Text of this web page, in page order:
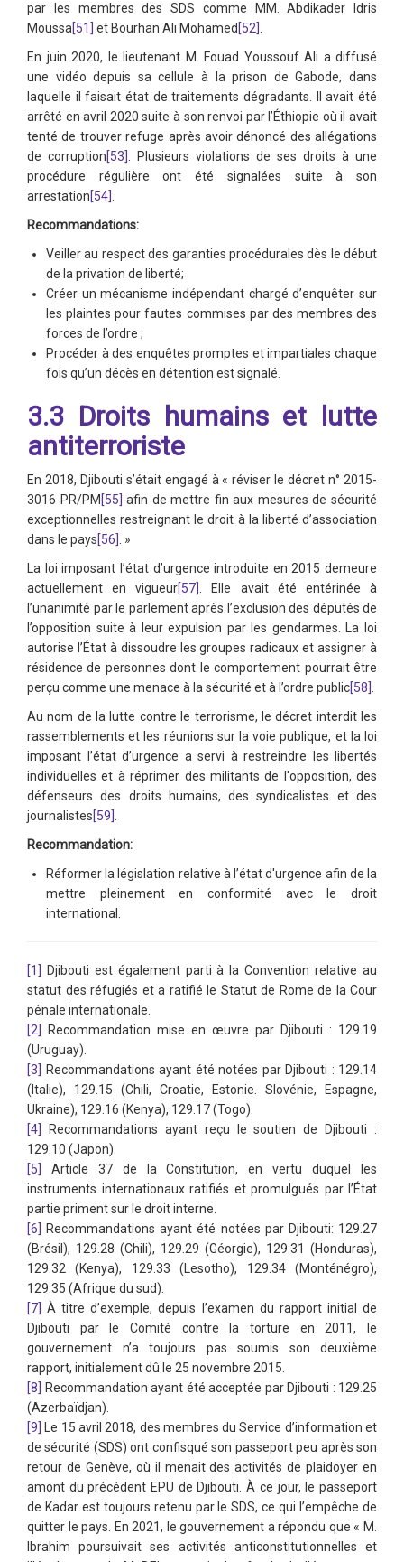
par les membres des SDS comme MM. Abdikader Idris
Moussa[51] et Bourhan Ali Mohamed [52] .
En juin 2020, le lieutenant M. Fouad Youssouf Ali a diffusé
une vidéo depuis sa cellule à la prison de Gabode, dans
laquelle il faisait état de traitements dégradants. Il avait été
arrêté en avril 2020 suite à son renvoi par l’Éthiopie où il avait
tenté de trouver refuge après avoir dénoncé des allégations
de corruption[53] . Plusieurs violations de ses droits à une
procédure régulière ont été signalées suite à son
arrestation[54] .
Recommandations:
Veiller au respect des garanties procédurales dès le début
de la privation de liberté;
Créer un mécanisme indépendant chargé d’enquêter sur
les plaintes pour fautes commises par des membres des
forces de l’ordre ;
Procéder à des enquêtes promptes et impartiales chaque
fois qu’un décès en détention est signalé.
3.3 Droits humains et lutte
antiterroriste
En 2018, Djibouti s’était engagé à « réviser le décret n° 2015-
3016 PR/PM [55] afin de mettre fin aux mesures de sécurité
exceptionnelles restreignant le droit à la liberté d’association
dans le pays[56] . »
La loi imposant l’état d’urgence introduite en 2015 demeure
actuellement en vigueur[57] . Elle avait été entérinée à
l’unanimité par le parlement après l’exclusion des députés de
l’opposition suite à leur expulsion par les gendarmes. La loi
autorise l’État à dissoudre les groupes radicaux et assigner à
résidence de personnes dont le comportement pourrait être
perçu comme une menace à la sécurité et à l’ordre public[58] .
Au nom de la lutte contre le terrorisme, le décret interdit les
rassemblements et les réunions sur la voie publique, et la loi
imposant l’état d’urgence a servi à restreindre les libertés
individuelles et à réprimer des militants de l'opposition, des
défenseurs des droits humains, des syndicalistes et des
journalistes[59] .
Recommandation:
Réformer la législation relative à l’état d'urgence afin de la
mettre pleinement en conformité avec le droit
international.
[1]
Djibouti est également parti à la Convention relative au
statut des réfugiés et a ratifié le Statut de Rome de la Cour
pénale internationale.
[2]
Recommandation mise en œuvre par Djibouti : 129.19
(Uruguay).
[3]
Recommandations ayant été notées par Djibouti : 129.14
(Italie), 129.15 (Chili, Croatie, Estonie. Slovénie, Espagne,
Ukraine), 129.16 (Kenya), 129.17 (Togo).
[4]
Recommandations ayant reçu le soutien de Djibouti :
129.10 (Japon).
[5]
Article 37 de la Constitution, en vertu duquel les
instruments internationaux ratifiés et promulgués par l’État
partie priment sur le droit interne.
[6]
Recommandations ayant été notées par Djibouti: 129.27
(Brésil), 129.28 (Chili), 129.29 (Géorgie), 129.31 (Honduras),
129.32 (Kenya), 129.33 (Lesotho), 129.34 (Monténégro),
129.35 (Afrique du sud).
[7]
À titre d’exemple, depuis l’examen du rapport initial de
Djibouti par le Comité contre la torture en 2011, le
gouvernement n’a toujours pas soumis son deuxième
rapport, initialement dû le 25 novembre 2015.
[8]
Recommandation ayant été acceptée par Djibouti : 129.25
(Azerbaïdjan).
[9]
Le 15 avril 2018, des membres du Service d’information et
de sécurité (SDS) ont confisqué son passeport peu après son
retour de Genève, où il menait des activités de plaidoyer en
amont du précédent EPU de Djibouti. À ce jour, le passeport
de Kadar est toujours retenu par le SDS, ce qui l’empêche de
quitter le pays. En 2021, le gouvernement a répondu que « M.
Ibrahim poursuivait ses activités anticonstitutionnelles et